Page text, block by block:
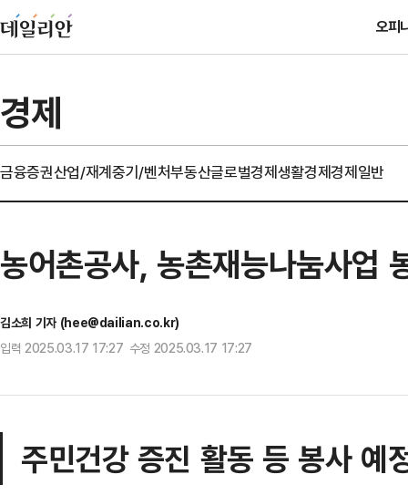
오피
경제
금융증권산업/재계중기/벤처부동산글로벌경제생활경제경제일반
농어촌공사, 농촌재능나눔사업
김소희 기자 (hee@dailian.co.kr)
입력 2025.03.17 17:27 수정 2025.03.17 17:27
주민건강 증진 활동 등 봉사 예